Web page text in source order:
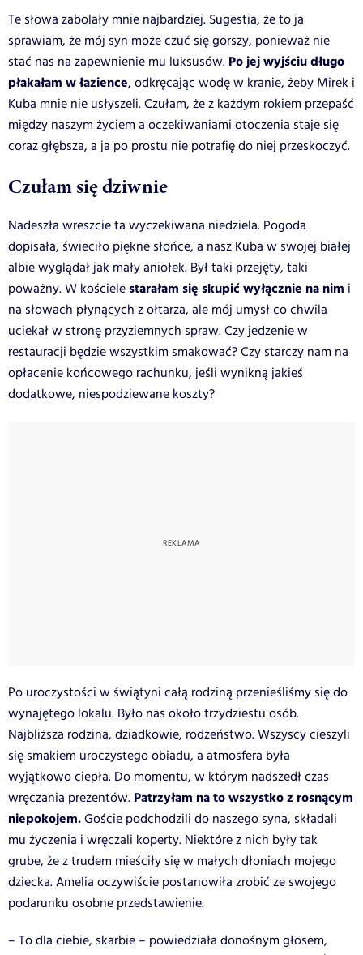
Te słowa zabolały mnie najbardziej. Sugestia, że to ja
sprawiam, że mój syn może czuć się gorszy, ponieważ nie
stać nas na zapewnienie mu luksusów. Po jej wyjściu długo
płakałam w łazience, odkręcając wodę w kranie, żeby Mirek i
Kuba mnie nie usłyszeli. Czułam, że z każdym rokiem przepaść
między naszym życiem a oczekiwaniami otoczenia staje się
coraz głębsza, a ja po prostu nie potrafię do niej przeskoczyć.
Czułam się dziwnie
Nadeszła wreszcie ta wyczekiwana niedziela. Pogoda
dopisała, świeciło piękne słońce, a nasz Kuba w swojej białej
albie wyglądał jak mały aniołek. Był taki przejęty, taki
poważny. W kościelestarałam się skupić wyłącznie na nim i
na słowach płynących z ołtarza, ale mój umysł co chwila
uciekał w stronę przyziemnych spraw. Czy jedzenie w
restauracji będzie wszystkim smakować? Czy starczy nam na
opłacenie końcowego rachunku, jeśli wynikną jakieś
dodatkowe, niespodziewane koszty?
Po uroczystości w świątyni całą rodziną przenieśliśmy się do
wynajętego lokalu. Było nas około trzydziestu osób.
Najbliższa rodzina, dziadkowie, rodzeństwo. Wszyscy cieszyli
się smakiem uroczystego obiadu, a atmosfera była
wyjątkowo ciepła. Do momentu, w którym nadszedł czas
wręczania prezentów. Patrzyłam na to wszystko z rosnącym
niepokojem.Goście podchodzili do naszego syna, składali
mu życzenia i wręczali koperty. Niektóre z nich były tak
grube, że z trudem mieściły się w małych dłoniach mojego
dziecka. Amelia oczywiście postanowiła zrobić ze swojego
podarunku osobne przedstawienie.
– To dla ciebie, skarbie – powiedziała donośnym głosem,